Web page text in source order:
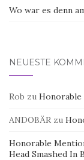
Wo war es denn
NEUESTE
Rob zu Honorable
ANDOBÄR zu
Honorable
Head Smashed In